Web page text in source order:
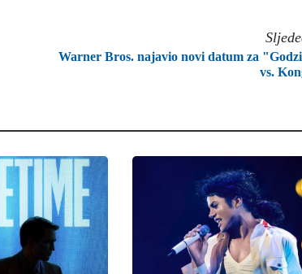
Warner Bros. najavio novi datum za
vs.